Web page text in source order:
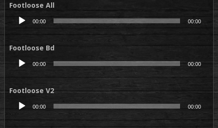
Footloose All
Lecteur
00:00 00:00
Footloose Bd
Lecteur
00:00 00:00
Footloose V2
Lecteur
00:00 00:00